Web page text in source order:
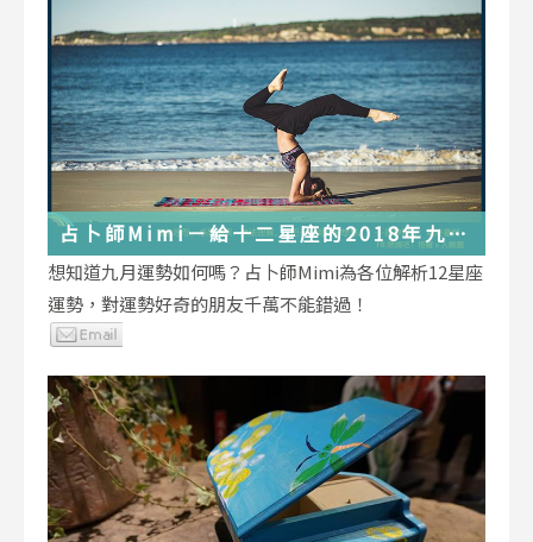
占卜師Mimi－給十二星座的2018年九月
運勢小叮嚀
想知道九月運勢如何嗎？占卜師Mimi為各位解析12星座
運勢，對運勢好奇的朋友千萬不能錯過！